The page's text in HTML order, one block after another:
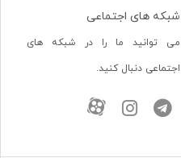
شبکه های اجتماعی
می توانید ما را در شبکه های
اجتماعی دنبال کنید.